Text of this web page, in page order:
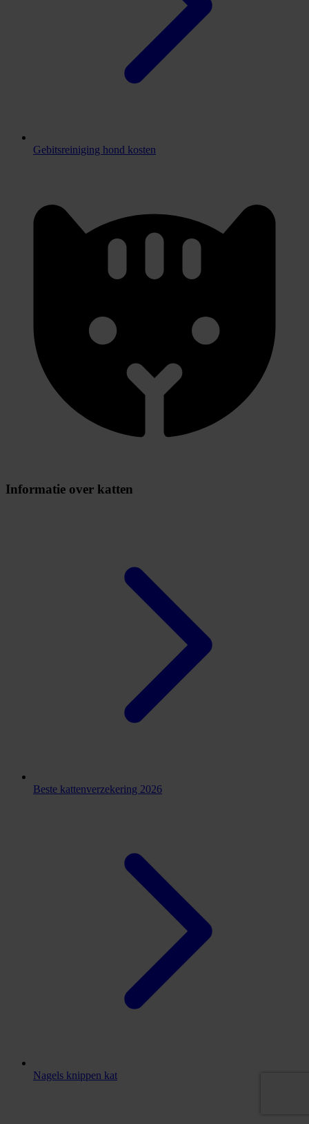
Gebitsreiniging hond kosten
Informatie over katten
Beste kattenverzekering 2026
Nagels knippen kat